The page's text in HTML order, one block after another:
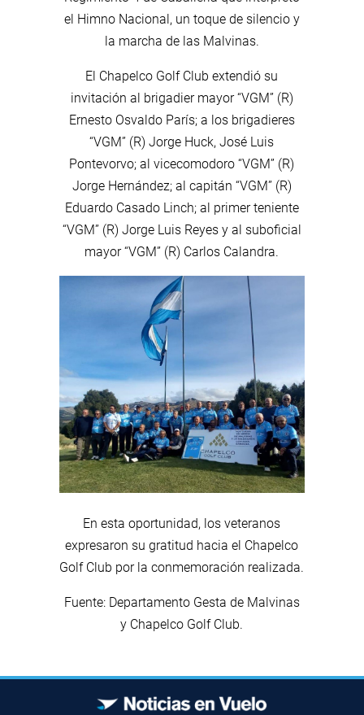
el Himno Nacional, un toque de silencio y
la marcha de las Malvinas.
El Chapelco Golf Club extendió su
invitación al brigadier mayor “VGM” (R)
Ernesto Osvaldo París; a los brigadieres
“VGM” (R) Jorge Huck, José Luis
Pontevorvo; al vicecomodoro “VGM” (R)
Jorge Hernández; al capitán “VGM” (R)
Eduardo Casado Linch; al primer teniente
“VGM” (R) Jorge Luis Reyes y al suboficial
mayor “VGM” (R) Carlos Calandra.
En esta oportunidad, los veteranos
expresaron su gratitud hacia el Chapelco
Golf Club por la conmemoración realizada.
Fuente: Departamento Gesta de Malvinas
y Chapelco Golf Club.